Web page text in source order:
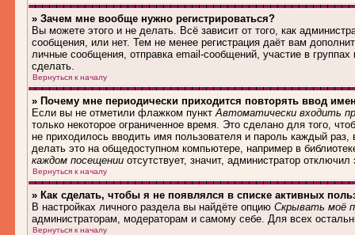
» Зачем мне вообще нужно регистрироваться?
Вы можете этого и не делать. Всё зависит от того, как
сообщения, или нет. Тем не менее регистрация даёт вам
личные сообщения, отправка email-сообщений, участие в
сделать.
Вернуться к началу
» Почему мне периодически приходится повторять ввод
Если вы не отметили флажком пунктАвтоматически входить
только некоторое ограниченное время. Это сделано для того,
не приходилось вводить имя пользователя и пароль каждый
делать это на общедоступном компьютере, например в
каждом посещении отсутствует, значит, администратор
Вернуться к началу
» Как сделать, чтобы я не появлялся в списке активных
В настройках личного раздела вы найдёте опцию Скрывать моё
администраторам, модераторам и самому себе. Для всех
Вернуться к началу